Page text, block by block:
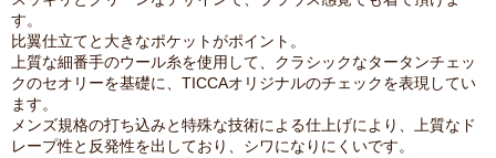
す。
比翼仕立てと大きなポケットがポイント。
上質な細番手のウール糸を使用して、クラシックなタータンチェッ
クのセオリーを基礎に、TICCAオリジナルのチェックを表現してい
ます。
メンズ規格の打ち込みと特殊な技術による仕上げにより、上質なド
レープ性と反発性を出しており、シワになりにくいです。